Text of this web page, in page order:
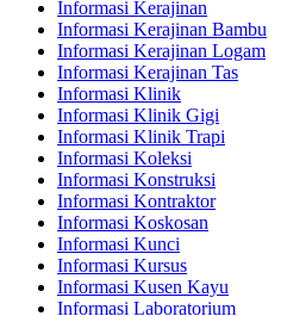
Informasi Kerajinan
Informasi Kerajinan Bambu
Informasi Kerajinan Logam
Informasi Kerajinan Tas
Informasi Klinik
Informasi Klinik Gigi
Informasi Klinik Trapi
Informasi Koleksi
Informasi Konstruksi
Informasi Kontraktor
Informasi Koskosan
Informasi Kunci
Informasi Kursus
Informasi Kusen Kayu
Informasi Laboratorium